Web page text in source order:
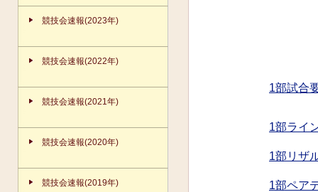
競技会速報(2023年)
競技会速報(2022年)
競技会速報(2021年)
競技会速報(2020年)
競技会速報(2019年)
1部試合
1部ライ
1部リザ
1部ペア